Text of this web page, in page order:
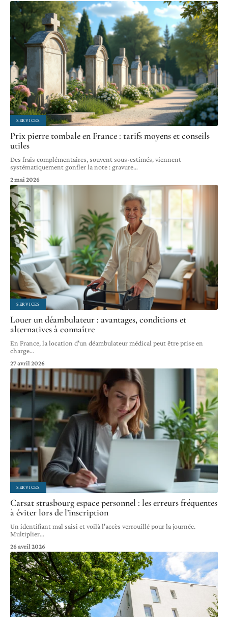
SERVICES
Prix pierre tombale en France : tarifs moyens et conseils
utiles
Des frais complémentaires, souvent sous-estimés, viennent
systématiquement gonfler la note : gravure…
2 mai 2026
SERVICES
Louer un déambulateur : avantages, conditions et
alternatives à connaître
En France, la location d'un déambulateur médical peut être prise en
charge…
27 avril 2026
SERVICES
Carsat strasbourg espace personnel : les erreurs fréquentes
à éviter lors de l’inscription
Un identifiant mal saisi et voilà l'accès verrouillé pour la journée.
Multiplier…
26 avril 2026